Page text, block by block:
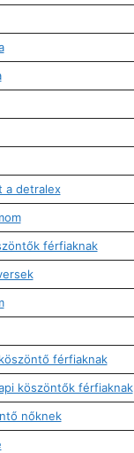
a detralex
férfiaknak
férfiaknak
köszöntők férfiaknak
nőknek